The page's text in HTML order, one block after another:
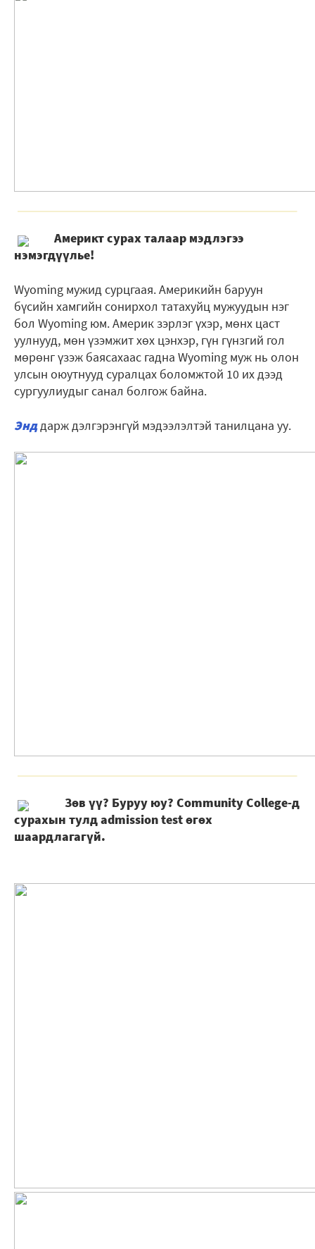
Америкт сурах талаар мэдлэгээ
нэмэгдүүлье!
Wyoming мужид сурцгаая. Америкийн баруун
бүсийн хамгийн сонирхол татахуйц мужуудын нэг
бол Wyoming юм. Америк зэрлэг үхэр, мөнх цаст
уулнууд, мөн үзэмжит хөх цэнхэр, гүн гүнзгий гол
мөрөнг үзэж баясахаас гадна Wyoming муж нь олон
улсын оюутнууд суралцах боломжтой 10 их дээд
сургуулиудыг санал болгож байна.
Энддарж дэлгэрэнгүй мэдээлэлтэй танилцана уу.
Зөв үү? Буруу юу? Community College-д
сурахын тулд admission test өгөх
шаардлагагүй.